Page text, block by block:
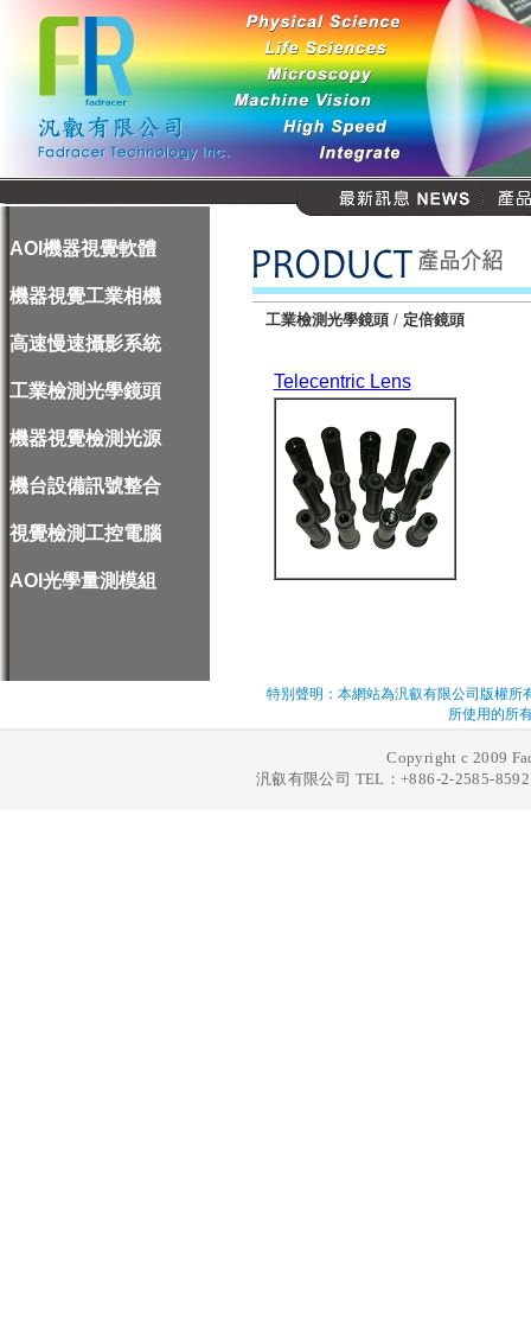
AOI機器視覺軟體
機器視覺工業相機
高速慢速攝影系統
工業檢測光學鏡頭
機器視覺檢測光源
機台設備訊號整合
視覺檢測工控電腦
AOI光學量測模組
工業檢測光學鏡頭 / 定倍鏡頭
Telecentric Lens
特別聲明：本網站為汎叡有限公司版權
所使用的所
Copyright c 2009
汎叡有限公司 TEL：+886-2-2585-